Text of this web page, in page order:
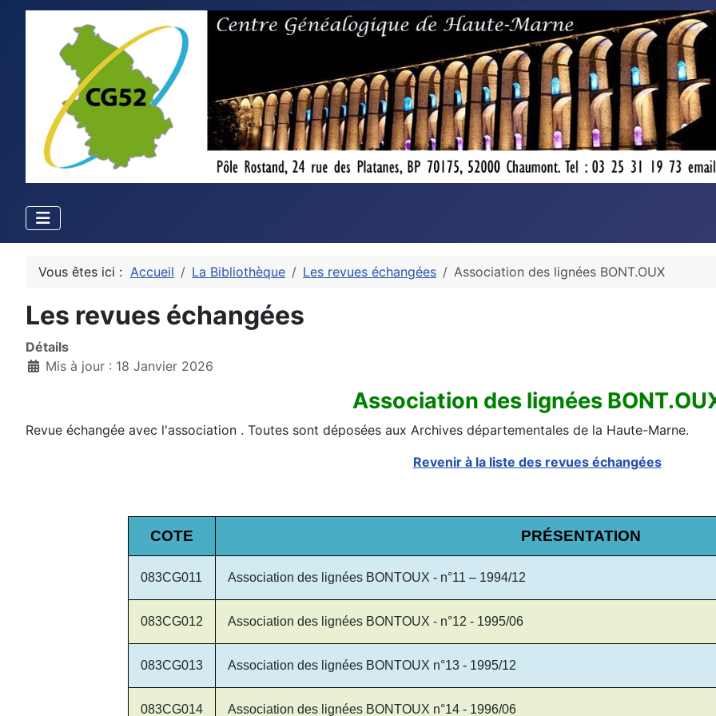
Vous êtes ici : Accueil La Bibliothèque Les revues échangées Association des lignées BONT.OUX
Les revues échangées
Détails
Mis à jour : 18 Janvier 2026
Association des lignées
Revue échangée avec l'association . Toutes sont déposées aux Archives départementales de la Haute-Marne.
Revenir à la liste des revues échangées
COTE PRÉSENTATION
083CG011 Association des lignées BONTOUX - n°11 – 1994/12
083CG012 Association des lignées BONTOUX - n°12 - 1995/06
083CG013 Association des lignées BONTOUX n°13 - 1995/12
083CG014 Association des lignées BONTOUX n°14 - 1996/06